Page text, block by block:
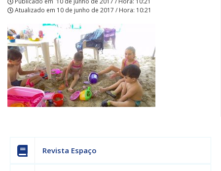
Atualizado em 10 de junho de 2017 / Hora: 10:21
Revista Espaço